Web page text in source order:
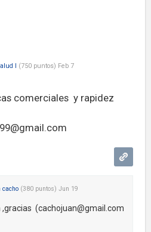
I (750 puntos) Feb 7
comerciales y rapidez
cacho (380 puntos) Jun 19
(cachojuan@gmail.com